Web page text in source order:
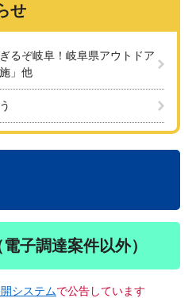
せ
るぞ岐阜！岐阜県アウトドア
」他
子調達案件以外）
システムで公告しています